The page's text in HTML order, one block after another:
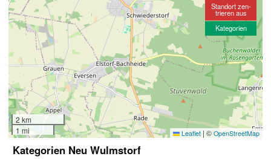
2 km
1 mi
Leaflet | © OpenStreetMap
Standort zen-
trieren aus
Kategorien
Kategorien Neu Wulmstorf